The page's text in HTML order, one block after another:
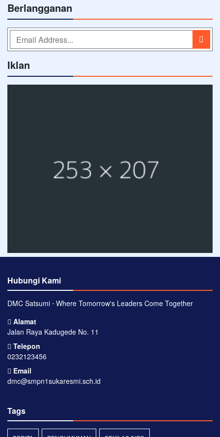
Berlangganan
Iklan
Hubungi Kami
DMC Satsumi ⋅ Where Tomorrow's Leaders Come Together
Alamat
Jalan Raya Kadugede No. 11
Telepon
0232123456
Email
dmc@smpn1sukaresmi.sch.id
Tags